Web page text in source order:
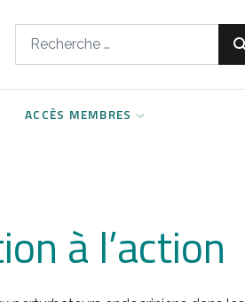
ACCÈS MEMBRES
à l’action